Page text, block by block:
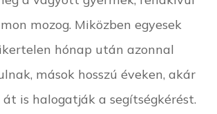
mozog. Miközben egyesek
hónap után azonnal
mások hosszú éveken, akár
is halogatják a segítségkérést.